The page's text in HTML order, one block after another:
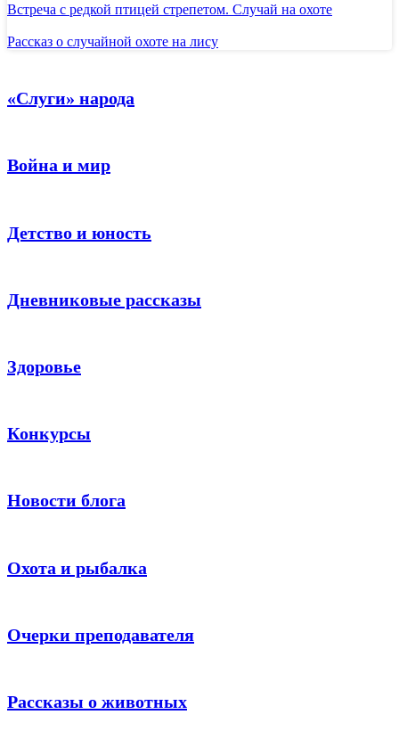
Встреча с редкой птицей стрепетом. Случай на охоте
Рассказ о случайной охоте на лису
«Слуги» народа
Война и мир
Детство и юность
Дневниковые рассказы
Здоровье
Конкурсы
Новости блога
Охота и рыбалка
Очерки преподавателя
Рассказы о животных